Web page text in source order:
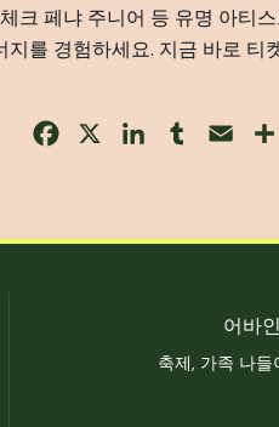
크 페냐 주니어 등 유명 아티
를 경험하세요. 지금 바로
Facebook LinkedInTumblr Email
어바
축제, 가족 나